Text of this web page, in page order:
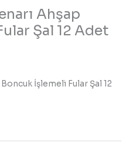
Ahşap
Şal 12 Adet
Boncuk İşlemeli Fular Şal 12